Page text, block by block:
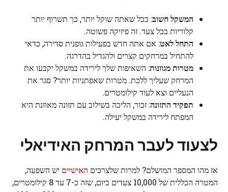
המשקל חשוב: ככל שאתה שוקל יותר, כך תשרוף יותר
קלוריות בכל צעד. זה פיזיקה פשוטה.
התחל לאט: אם אתה חדש בפעילות גופנית סדירה, כדאי
להתחיל במרחקים קצרים ולהגדיל בהדרגה.
מטרות מגוונות: השאיפות שלך לירידה במשקל יקבעו את
המרחק שעליך ללכת. מטרות שאפתניות יותר? סגר את
הנעליים וצא לעוד קילומטרים.
תפקיד התזונה: זכור, הליכה בשילוב עם תזונה מאוזנת היא
המפתח לירידה במשקל יעילה.
לצעוד לעבר המרחק האידיאלי
אז מהו המספר המושלם? למרות שלצרכים האישיים יש השפעה,
המטרה הכללית של 10,000 צעדים ביום, שזה כ-7 עד 8 קילומטרים,